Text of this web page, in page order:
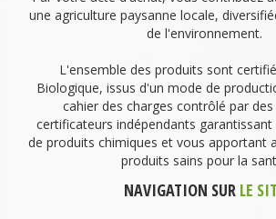
une agriculture paysanne locale,
de l'environnement.
L'ensemble des produits sont
Biologique, issus d'un mode de
cahier des charges contrôlé par
certificateurs indépendants
de produits chimiques et vous apportant
produits sains pour la
NAVIGATION SUR LE